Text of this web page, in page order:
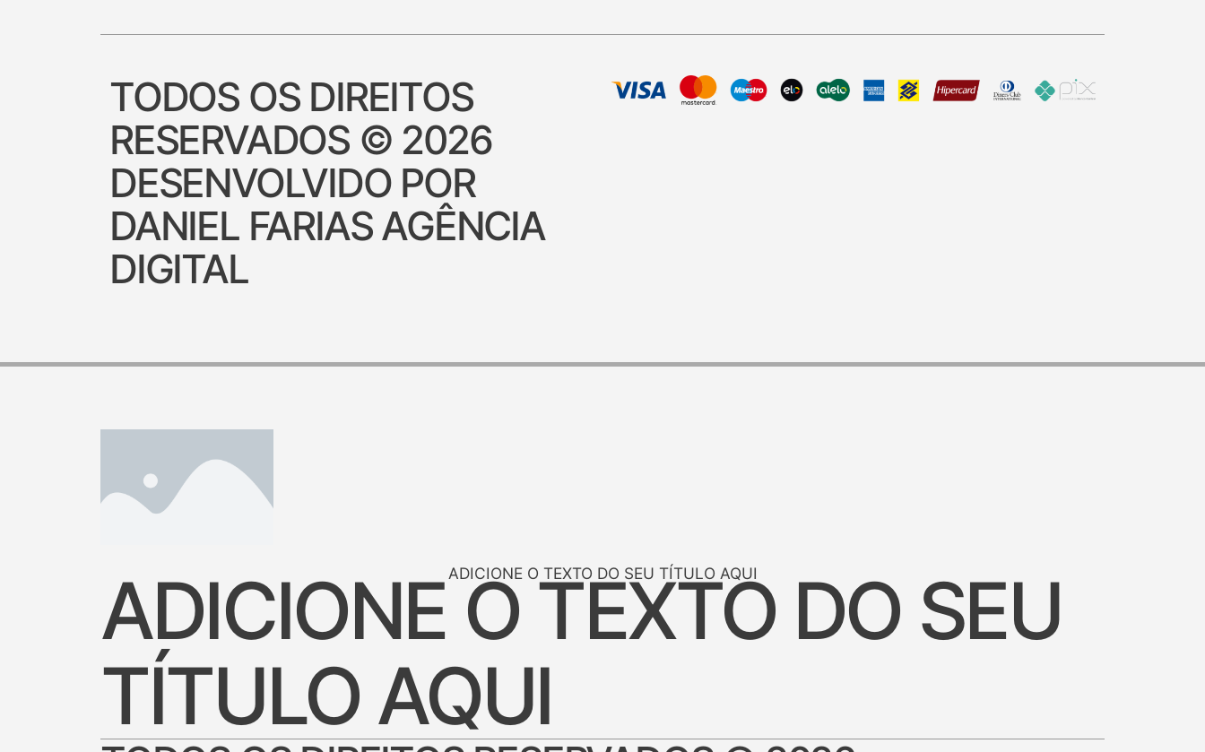
TODOS OS DIREITOS
RESERVADOS © 2026
DESENVOLVIDO POR
DANIEL FARIAS AGÊNCIA
DIGITAL
ADICIONE O TEXTO DO SEU TÍTULO AQUI
ADICIONE O TEXTO DO SEU
TÍTULO AQUI